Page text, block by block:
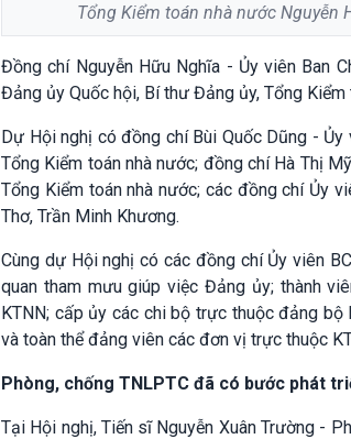
Tổng Kiểm toán nhà nước Nguyễn
Đồng chí Nguyễn Hữu Nghĩa - Ủy viên Ban
Đảng ủy Quốc hội, Bí thư Đảng ủy, Tổng
Dự Hội nghị có đồng chí Bùi Quốc Dũng -
Tổng Kiểm toán nhà nước; đồng chí Hà Thị
Tổng Kiểm toán nhà nước; các đồng chí Ủy
Thơ, Trần Minh Khương.
Cùng dự Hội nghị có các đồng chí Ủy viên
quan tham mưu giúp việc Đảng ủy; thành
KTNN; cấp ủy các chi bộ trực thuộc đảng
và toàn thể đảng viên các đơn vị trực thuộc
Phòng, chống TNLPTC đã có bước phát
Tại Hội nghị, Tiến sĩ Nguyễn Xuân Trường -